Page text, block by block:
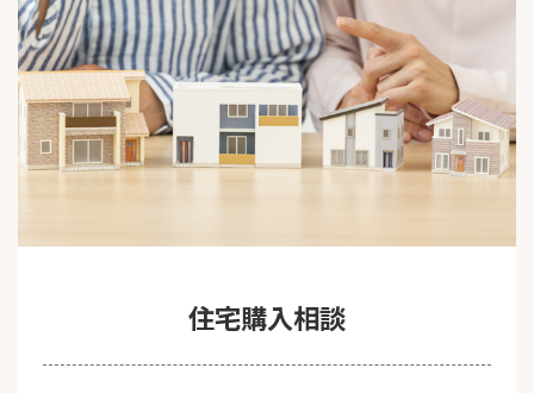
住宅購入相談